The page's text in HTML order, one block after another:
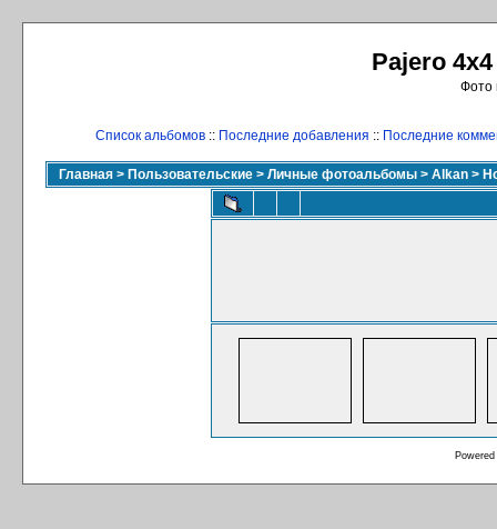
Pajero
Фото
Список альбомов :: Последние добавления :: Последние
Главная > Пользовательские > Личные фотоальбомы > Alkan >